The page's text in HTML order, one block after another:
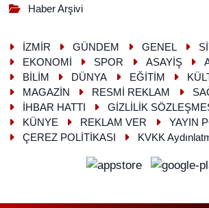
Haber Arşivi
İZMİR GÜNDEM GENEL
EKONOMİ
SPOR ASAYİŞ
BİLİM
DÜNYA EĞİTİM
MAGAZİN
RESMİ REKLAM
İHBAR HATTI
GİZLİLİK
KÜNYE
REKLAM VER
YAYIN
ÇEREZ POLİTİKASI
KVKK